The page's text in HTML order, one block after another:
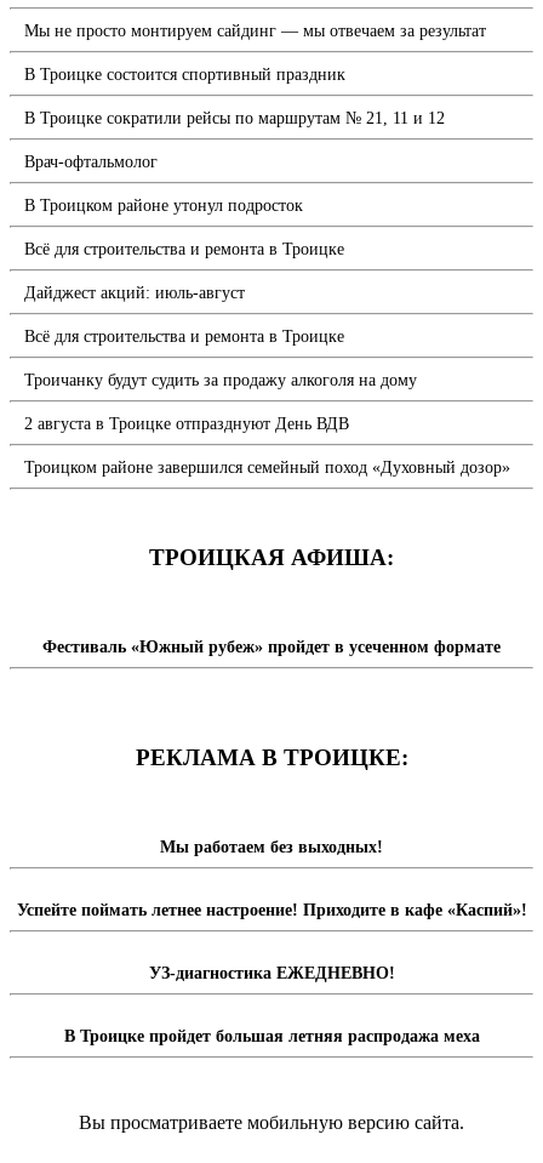
Мы не просто монтируем сайдинг — мы отвечаем за результат
В Троицке состоится спортивный праздник
В Троицке сократили рейсы по маршрутам № 21, 11 и 12
Врач-офтальмолог
В Троицком районе утонул подросток
Всё для строительства и ремонта в Троицке
Дайджест акций: июль-август
Всё для строительства и ремонта в Троицке
Троичанку будут судить за продажу алкоголя на дому
2 августа в Троицке отпразднуют День ВДВ
Троицком районе завершился семейный поход «Духовный дозор»
ТРОИЦКАЯ АФИША:
Фестиваль «Южный рубеж» пройдет в усеченном формате
РЕКЛАМА В ТРОИЦКЕ:
Мы работаем без выходных!
Успейте поймать летнее настроение! Приходите в кафе «Каспий»!
УЗ-диагностика ЕЖЕДНЕВНО!
В Троицке пройдет большая летняя распродажа меха
Вы просматриваете мобильную версию сайта.